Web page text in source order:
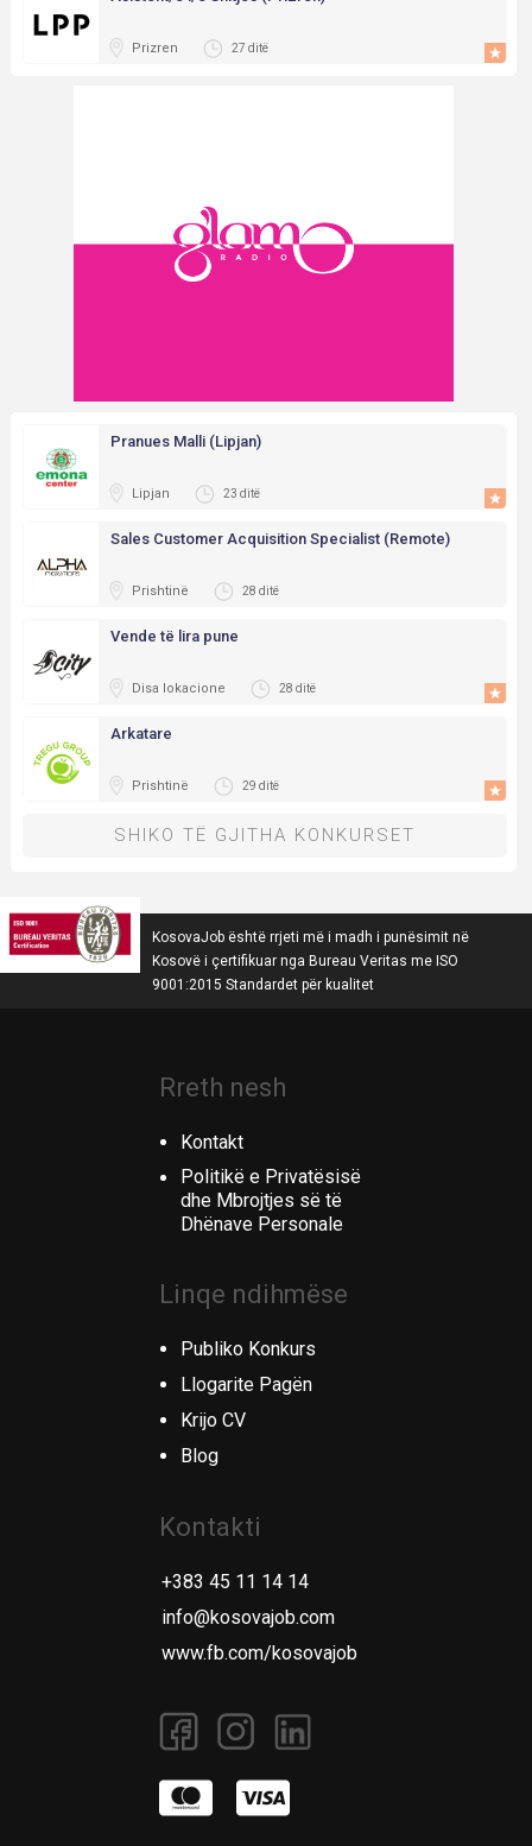
Prizren 27 ditë
Pranues Malli (Lipjan)
Lipjan 23 ditë
Sales Customer Acquisition Specialist (Remote)
Prishtinë 28 ditë
Vende të lira pune
Disa lokacione 28 ditë
Arkatare
Prishtinë 29 ditë
SHIKO TË GJITHA KONKURSET
KosovaJob është rrjeti më i madh i punësimit në
Kosovë i çertifikuar nga Bureau Veritas me ISO
9001:2015 Standardet për kualitet
Rreth nesh
Kontakt
Politikë e Privatësisë
dhe Mbrojtjes së të
Dhënave Personale
Linqe ndihmëse
Publiko Konkurs
Llogarite Pagën
Krijo CV
Blog
Kontakti
+383 45 11 14 14
info@kosovajob.com
www.fb.com/kosovajob